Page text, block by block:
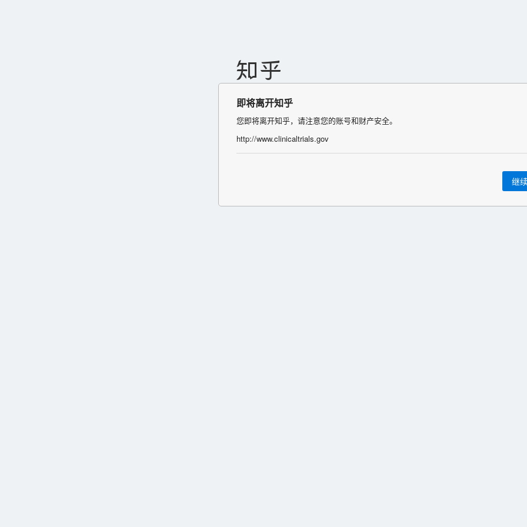
即将离开知乎
您即将离开知乎，请注意您的账号和财产安全。
http://www.clinicaltrials.gov
继